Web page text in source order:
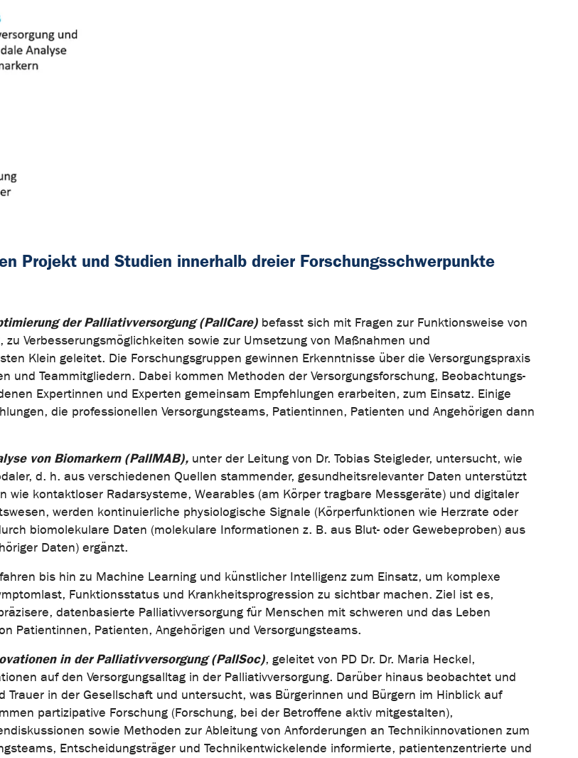
Projekt und Studien innerhalb dreier Forschungsschwerpunkte
der Palliativversorgung (PallCare) befasst sich mit Fragen zur Funktionsweise von
Verbesserungsmöglichkeiten sowie zur Umsetzung von Maßnahmen und
Klein geleitet. Die Forschungsgruppen gewinnen Erkenntnisse über die Versorgungspraxis
und Teammitgliedern. Dabei kommen Methoden der Versorgungsforschung, Beobachtungs-
Expertinnen und Experten gemeinsam Empfehlungen erarbeiten, zum Einsatz. Einige
die professionellen Versorgungsteams, Patientinnen, Patienten und Angehörigen dann
von Biomarkern (PallMAB), unter der Leitung von Dr. Tobias Steigleder, untersucht, wie
d. h. aus verschiedenen Quellen stammender, gesundheitsrelevanter Daten unterstützt
wie kontaktloser Radarsysteme, Wearables (am Körper tragbare Messgeräte) und digitaler
werden kontinuierliche physiologische Signale (Körperfunktionen wie Herzrate oder
biomolekulare Daten (molekulare Informationen z. B. aus Blut- oder Gewebeproben) aus
Daten) ergänzt.
bis hin zu Machine Learning und künstlicher Intelligenz zum Einsatz, um komplexe
Funktionsstatus und Krankheitsprogression zu sichtbar machen. Ziel ist es,
datenbasierte Palliativversorgung für Menschen mit schweren und das Leben
Patientinnen, Patienten, Angehörigen und Versorgungsteams.
in der Palliativversorgung (PallSoc), geleitet von PD Dr. Dr. Maria Heckel,
auf den Versorgungsalltag in der Palliativversorgung. Darüber hinaus beobachtet und
in der Gesellschaft und untersucht, was Bürgerinnen und Bürgern im Hinblick auf
partizipative Forschung (Forschung, bei der Betroffene aktiv mitgestalten),
sowie Methoden zur Ableitung von Anforderungen an Technikinnovationen zum
Entscheidungsträger und Technikentwickelende informierte, patientenzentrierte und